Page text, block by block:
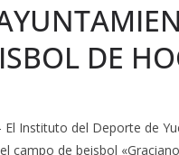
DE
Instituto del Deporte de
campo de beisbol